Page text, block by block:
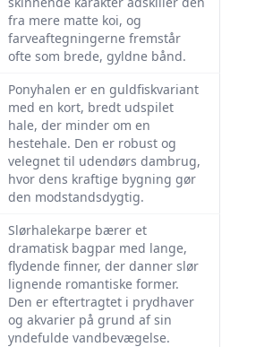
fra mere matte koi, og
farveaftegningerne fremstår
ofte som brede, gyldne bånd.
Ponyhalen er en guldfiskvariant
med en kort, bredt udspilet
hale, der minder om en
hestehale. Den er robust og
velegnet til udendørs dambrug,
hvor dens kraftige bygning gør
den modstandsdygtig.
Slørhalekarpe bærer et
dramatisk bagpar med lange,
flydende finner, der danner slør
lignende romantiske former.
Den er eftertragtet i prydhaver
og akvarier på grund af sin
yndefulde vandbevægelse.